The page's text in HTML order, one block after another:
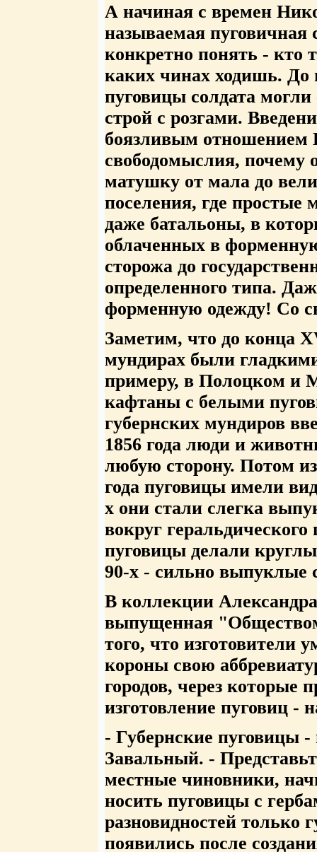
А начиная с времен
называемая пуговичная
конкретно понять - кто
каких чинах ходишь. До
пуговицы солдата могли
строй с розгами.
боязливым
свободомыслия, почему
матушку от мала до
поселения, где
даже батальоны, в
облаченных в
сторожа до
определенного типа.
форменную одежду! Со
Заметим, что до конца
мундирах были
примеру, в Полоцком и
кафтаны с белыми
губернских мундиров
1856 года люди и
любую сторону. Потом
года пуговицы имели
х они стали слегка
вокруг
пуговицы делали
90-х - сильно выпуклые
В коллекции
выпущенная
того, что изготовители
короны свою
городов, через которые
изготовление пуговиц -
- Губернские пуговицы
Завальный. -
местные чиновники,
носить пуговицы с
разновидностей только
появились после